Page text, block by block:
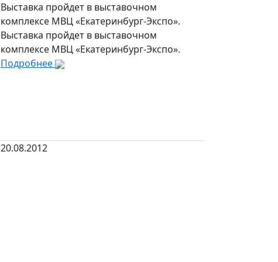
Выставка пройдет в выставочном
комплексе МВЦ «Екатеринбург-Экспо».
Выставка пройдет в выставочном
комплексе МВЦ «Екатеринбург-Экспо».
Подробнее
20.08.2012